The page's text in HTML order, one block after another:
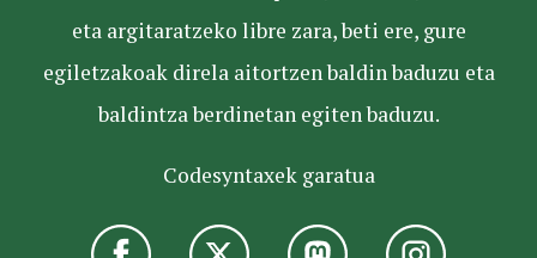
eta argitaratzeko libre zara, beti ere, gure
egiletzakoak direla aitortzen baldin baduzu eta
baldintza berdinetan egiten baduzu.
Codesyntaxek garatua